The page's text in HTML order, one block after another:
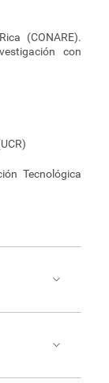
(CONARE).
con
Tecnológica
cáncer